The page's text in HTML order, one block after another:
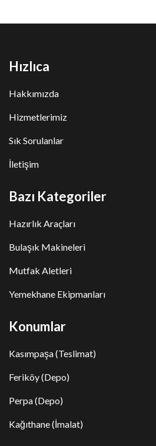
Hızlıca
Hakkımızda
Hizmetlerimiz
Sık Sorulanlar
İletişim
Bazı Kategoriler
Hazırlık Araçları
Bulaşık Makineleri
Mutfak Aletleri
Yemekhane Ekipmanları
Konumlar
Kasımpaşa (Teslimat)
Feriköy (Depo)
Perpa (Depo)
Kağıthane (İmalat)